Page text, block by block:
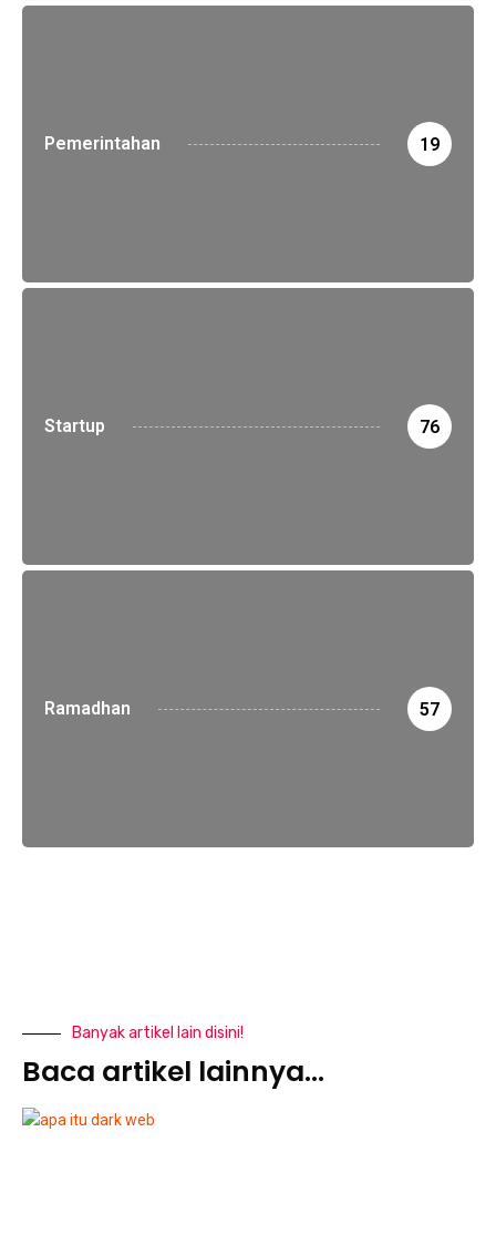
Pemerintahan 19
Startup 76
Ramadhan 57
Banyak artikel lain disini!
Baca artikel lainnya...